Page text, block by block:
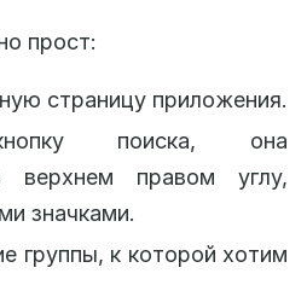
прост:
страницу приложения.
поиска, она
верхнем правом углу,
значками.
группы, к которой хотим